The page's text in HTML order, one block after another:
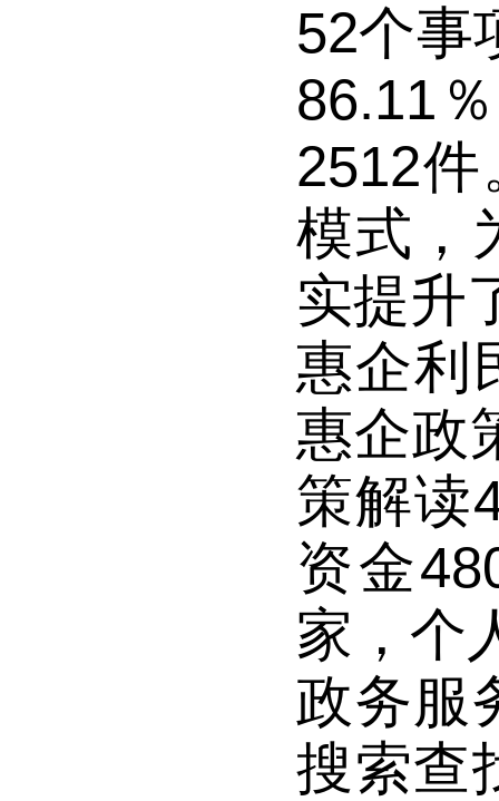
52个事
86.11
2512
模式，
实提升
惠企利
惠企政
策解读
资金
家，个
政务服
搜索查